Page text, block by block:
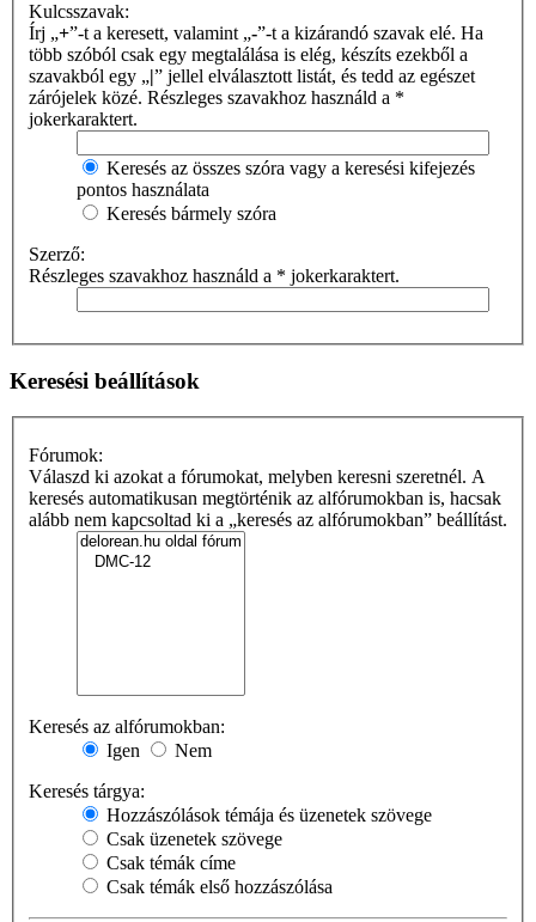
Kulcsszavak:
Írj „+”-t a keresett, valamint „-”-t a kizárandó szavak elé. Ha
több szóból csak egy megtalálása is elég, készíts ezekből a
szavakból egy „|” jellel elválasztott listát, és tedd az egészet
zárójelek közé. Részleges szavakhoz használd a *
jokerkaraktert.
Keresés az összes szóra vagy a keresési kifejezés
pontos használata
Keresés bármely szóra
Szerző:
Részleges szavakhoz használd a * jokerkaraktert.
Keresési beállítások
Fórumok:
Válaszd ki azokat a fórumokat, melyben keresni szeretnél. A
keresés automatikusan megtörténik az alfórumokban is, hacsak
alább nem kapcsoltad ki a „keresés az alfórumokban” beállítást.
Keresés az alfórumokban:
Igen
Nem
Keresés tárgya:
Hozzászólások témája és üzenetek szövege
Csak üzenetek szövege
Csak témák címe
Csak témák első hozzászólása